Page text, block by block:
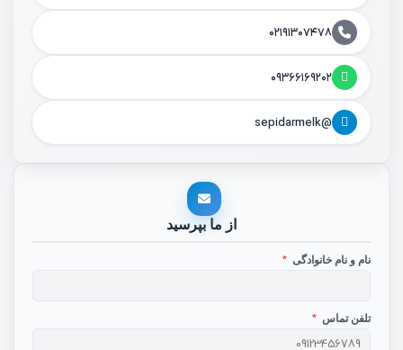
۰۲۱۹۱۳۰۷۴۷۸
۰۹۳۶۶۱۶۹۲۰۲
@sepidarmelk
از ما بپرسید
نام و نام خانوادگی *
تلفن تماس *